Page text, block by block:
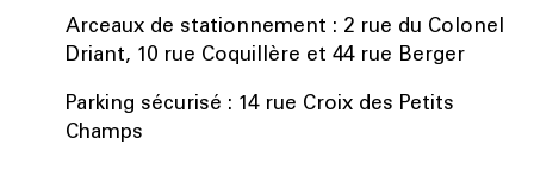
Arceaux de stationnement : 2 rue du Colonel
Driant, 10 rue Coquillère et 44 rue Berger
Parking sécurisé : 14 rue Croix des Petits
Champs